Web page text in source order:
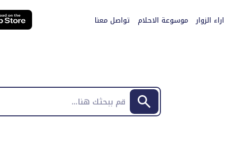
اراء الزوار موسوعة الاحلام تواصل معنا